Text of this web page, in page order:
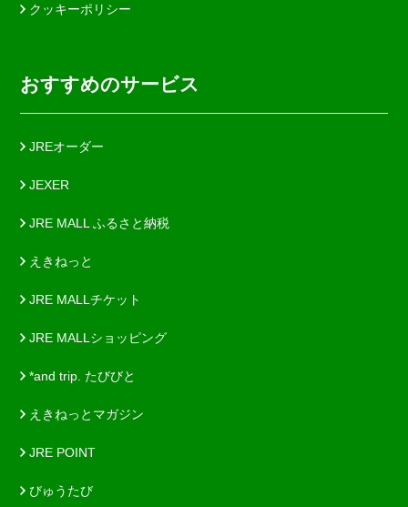
クッキーポリシー
おすすめのサービス
JREオーダー
JEXER
JRE MALL ふるさと納税
えきねっと
JRE MALLチケット
JRE MALLショッピング
*and trip. たびびと
えきねっとマガジン
JRE POINT
びゅうたび